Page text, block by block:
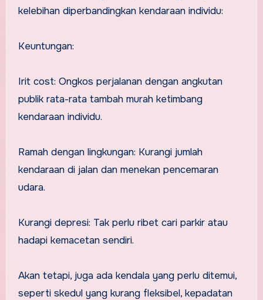
kelebihan diperbandingkan kendaraan individu:
Keuntungan:
Irit cost: Ongkos perjalanan dengan angkutan
publik rata-rata tambah murah ketimbang
kendaraan individu.
Ramah dengan lingkungan: Kurangi jumlah
kendaraan di jalan dan menekan pencemaran
udara.
Kurangi depresi: Tak perlu ribet cari parkir atau
hadapi kemacetan sendiri.
Akan tetapi, juga ada kendala yang perlu ditemui,
seperti skedul yang kurang fleksibel, kepadatan